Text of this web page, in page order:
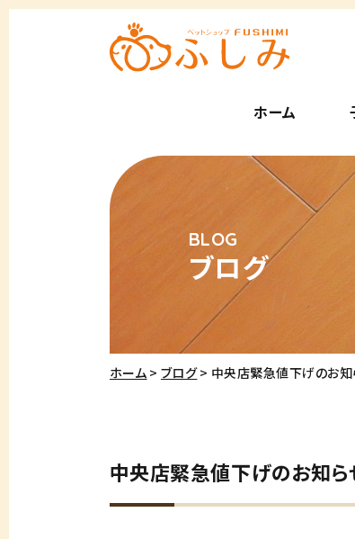
ホーム
ブログ
ホーム ブログ 中央店緊急値下げのお知
中央店緊急値下げのお知らせ